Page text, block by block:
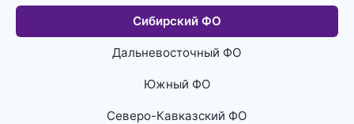
Сибирский ФО
Дальневосточный ФО
Южный ФО
Северо-Кавказский ФО